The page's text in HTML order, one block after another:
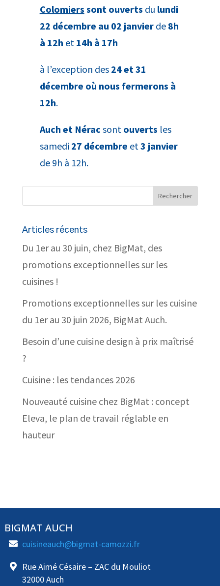
Colomiers sont ouverts du lundi
22 décembre au 02 janvierde 8h
à 12h et 14h à 17h
à l’exception des 24 et 31
décembre où nous fermerons à
12h.
Auch et Nérac sont ouverts les
samedi 27 décembre et3 janvier
de 9h à 12h.
Articles récents
Du 1er au 30 juin, chez BigMat, des
promotions exceptionnelles sur les
cuisines !
Promotions exceptionnelles sur les cuisine
du 1er au 30 juin 2026, BigMat Auch.
Besoin d’une cuisine design à prix maîtrisé
?
Cuisine : les tendances 2026
Nouveauté cuisine chez BigMat : concept
Eleva, le plan de travail réglable en
hauteur
BIGMAT AUCH
cuisineauch@bigmat-camozzi.fr
Rue Aimé Césaire – ZAC du Mouliot
32000 Auch